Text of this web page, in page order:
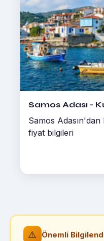
Samos Adası -
Samos
fiyat bilgileri
⚠️ Önemli